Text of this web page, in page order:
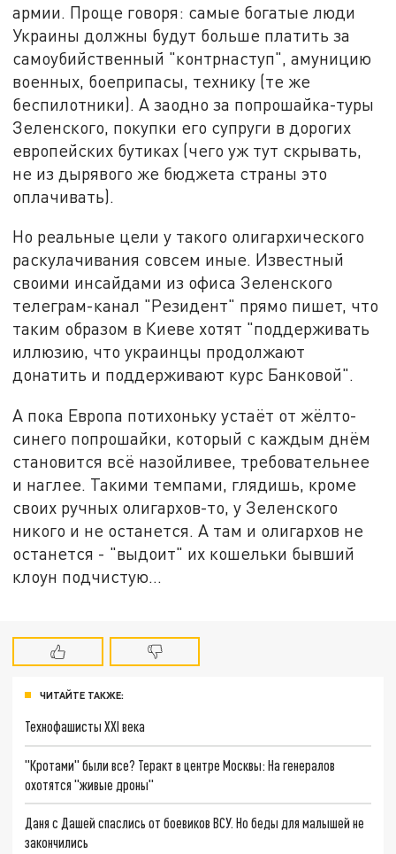
армии. Проще говоря: самые богатые люди
Украины должны будут больше платить за
самоубийственный "контрнаступ", амуницию
военных, боеприпасы, технику (те же
беспилотники). А заодно за попрошайка-туры
Зеленского, покупки его супруги в дорогих
европейских бутиках (чего уж тут скрывать,
не из дырявого же бюджета страны это
оплачивать).
Но реальные цели у такого олигархического
раскулачивания совсем иные. Известный
своими инсайдами из офиса Зеленского
телеграм-канал "Резидент" прямо пишет, что
таким образом в Киеве хотят "поддерживать
иллюзию, что украинцы продолжают
донатить и поддерживают курс Банковой".
А пока Европа потихоньку устаёт от жёлто-
синего попрошайки, который с каждым днём
становится всё назойливее, требовательнее
и наглее. Такими темпами, глядишь, кроме
своих ручных олигархов-то, у Зеленского
никого и не останется. А там и олигархов не
останется - "выдоит" их кошельки бывший
клоун подчистую…
ЧИТАЙТЕ ТАКЖЕ:
Технофашисты XXI века
"Кротами" были все? Теракт в центре Москвы: На генералов
охотятся "живые дроны"
Даня с Дашей спаслись от боевиков ВСУ. Но беды для малышей не
закончились